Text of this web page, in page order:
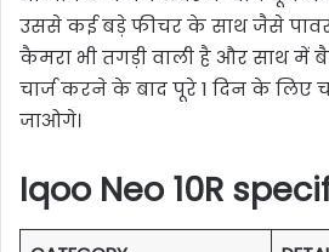
उससे कई बड़े फीचर के साथ जैसे
कैमरा भी तगड़ी वाली है और साथ में
चार्ज करने के बाद पूरे 1 दिन के लिए
जाओगे।
Iqoo Neo 10R